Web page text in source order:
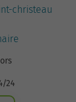
christeau
24